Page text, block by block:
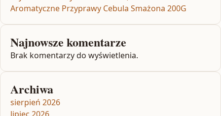
Aromatyczne Przyprawy Cebula Smażona 200G
Najnowsze komentarze
Brak komentarzy do wyświetlenia.
Archiwa
sierpień 2026